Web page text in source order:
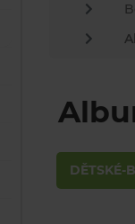
DĚTSKÉ-